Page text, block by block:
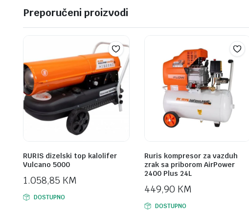
Preporučeni proizvodi
RURIS dizelski top kalolifer
Vulcano 5000
1.058,85 KM
DOSTUPNO
Ruris kompresor za vazduh
zrak sa priborom AirPower
2400 Plus 24L
449,90 KM
DOSTUPNO